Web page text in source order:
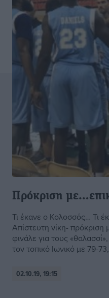
Πρόκριση
Τι έκανε ο Κολοσσός… Τι
Απίστευτη νίκη-
φινάλε για τους
τον τοπικό Ιωνικό με 79-
02.10.19, 19:15